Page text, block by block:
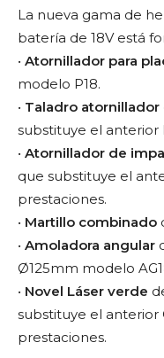
La nueva gama de
batería de 18V está
• Atornillador para
modelo P18.
• Taladro atornillador
substituye el anterior
• Atornillador de
que substituye el
prestaciones.
• Martillo combinado
• Amoladora angular
Ø125mm modelo
• Novel Láser verde
substituye el anterior
prestaciones.